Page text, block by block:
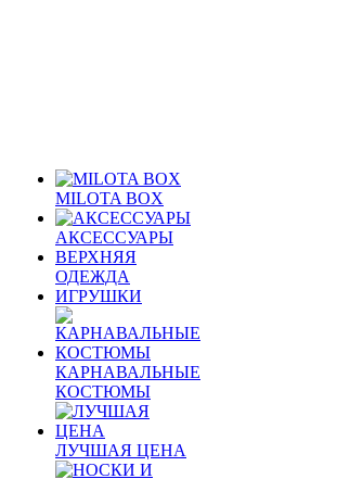
MILOTA BOX
АКСЕССУАРЫ
ВЕРХНЯЯ
ОДЕЖДА
ИГРУШКИ
КАРНАВАЛЬНЫЕ
КОСТЮМЫ
ЛУЧШАЯ ЦЕНА